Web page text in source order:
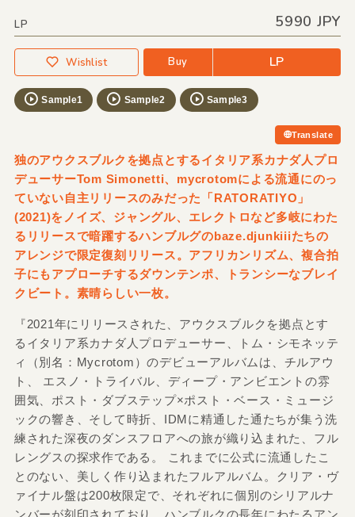
LP 5990 JPY
Wishlist Buy LP
Sample1 Sample2 Sample3
Translate
独のアウクスブルクを拠点とするイタリア系カナダ人プロ
デューサーTom Simonetti、mycrotomによる流通にのっ
ていない自主リリースのみだった「RATORATIYO」
(2021)をノイズ、ジャングル、エレクトロなど多岐にわた
るリリースで暗躍するハンブルグのbaze.djunkiiiたちの
アレンジで限定復刻リリース。アフリカンリズム、複合拍
子にもアプローチするダウンテンポ、トランシーなブレイ
クビート。素晴らしい一枚。
『2021年にリリースされた、アウクスブルクを拠点とす
るイタリア系カナダ人プロデューサー、トム・シモネッテ
ィ（別名：Mycrotom）のデビューアルバムは、チルアウ
ト、 エスノ・トライバル、ディープ・アンビエントの雰
囲気、ポスト・ダブステップ×ポスト・ベース・ミュージ
ックの響き、そして時折、IDMに精通した通たちが集う洗
練された深夜のダンスフロアへの旅が織り込まれた、フル
レングスの探求作である。 これまでに公式に流通したこ
とのない、美しく作り込まれたフルアルバム。クリア・ヴ
ァイナル盤は200枚限定で、それぞれに個別のシリアルナ